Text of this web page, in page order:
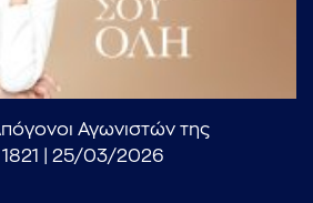
κείμενο προς αναζήτηση
Αγωνιστών της
| 25/03/2026